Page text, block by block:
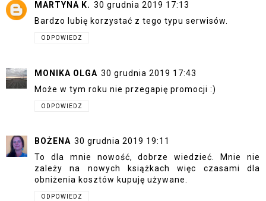
MARTYNA K. 30 grudnia 2019 17:13
Bardzo lubię korzystać z tego typu serwisów.
ODPOWIEDZ
MONIKA OLGA 30 grudnia 2019 17:43
Może w tym roku nie przegapię promocji :)
ODPOWIEDZ
BOŻENA 30 grudnia 2019 19:11
To dla mnie nowość, dobrze wiedzieć. Mnie nie
zależy na nowych książkach więc czasami dla
obniżenia kosztów kupuję używane.
ODPOWIEDZ